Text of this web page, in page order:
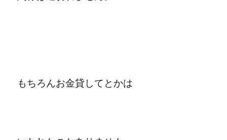
もちろんお金貸してとかは